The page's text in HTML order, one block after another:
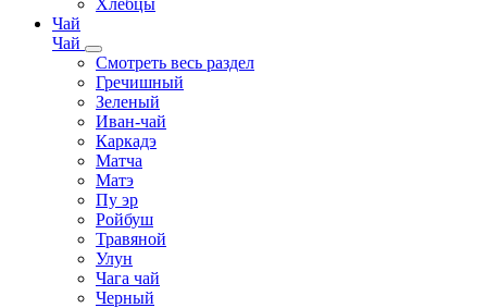
Хлебцы
Чай
Чай
Смотреть весь раздел
Гречишный
Зеленый
Иван-чай
Каркадэ
Матча
Матэ
Пу эр
Ройбуш
Травяной
Улун
Чага чай
Черный